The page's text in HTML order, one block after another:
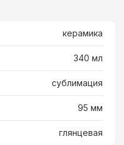
керамика
340 мл
сублимация
95 мм
глянцевая